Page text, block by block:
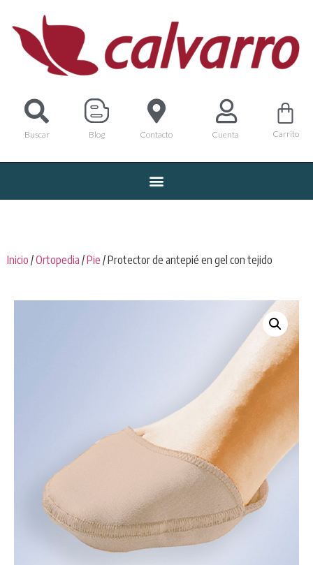
Buscar Blog Contacto Cuenta Carrito
Inicio /Ortopedia /Pie / Protector de antepié en gel con tejido